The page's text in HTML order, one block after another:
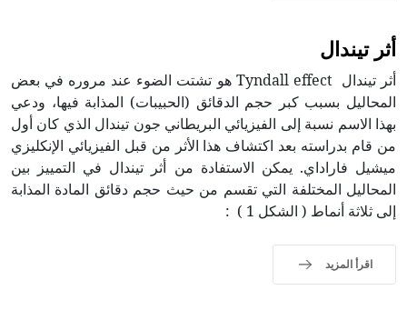
أثر تيندال
أثر تيندال Tyndall effect هو تشتت الضوء عند مروره في بعض
المحاليل بسبب كبر حجم الدقائق (الحبيبات) المذابة فيها، ودعي
بهذا الاسم نسبة إلى الفيزيائي البريطاني جون تيندال الذي كان أول
من قام بدراسته بعد اكتشاف هذا الأثر من قبل الفيزيائي الإنكليزي
ميشيل فاراداي. يمكن الاستفادة من أثر تيندال في التمييز بين
المحاليل المختلفة التي تقسم من حيث حجم دقائق المادة المذابة
إلى ثلاثة أنماط ( الشكل 1 ) :
اقرأ المزيد